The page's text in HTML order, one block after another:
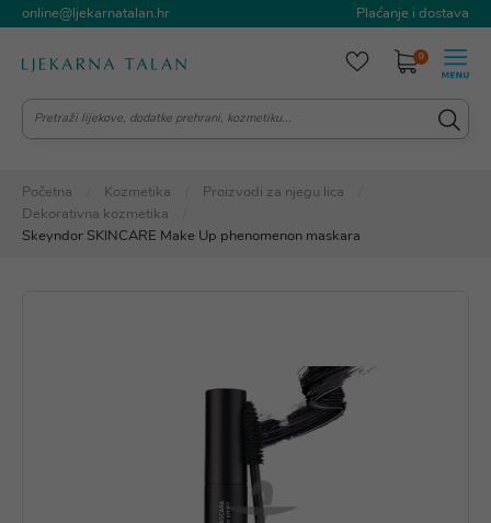
online@ljekarnatalan.hr Plaćanje i dostava
0
Početna Kozmetika
Proizvodi za njegu lica
Dekorativna kozmetika
Skeyndor SKINCARE Make Up phenomenon maskara